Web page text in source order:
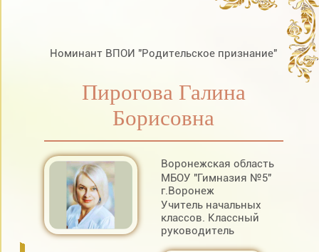
Номинант ВПОИ "Родительское признание"
Пирогова Галина
Борисовна
Воронежская область
МБОУ "Гимназия №5"
г.Воронеж
Учитель начальных
классов. Классный
руководитель